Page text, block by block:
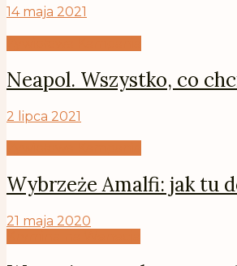
14 maja 2021
Neapol. Wszystko, co
2 lipca 2021
Wybrzeże Amalfi: jak tu
21 maja 2020